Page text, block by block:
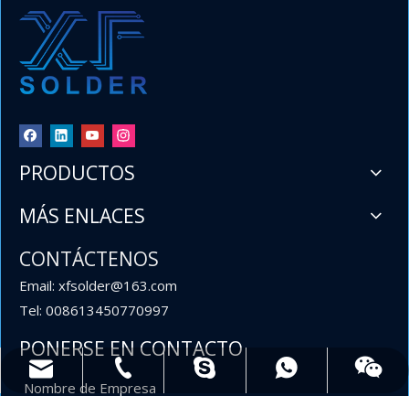
PRODUCTOS
MÁS ENLACES
CONTÁCTENOS
Email: xfsolder@163.com
Tel: 008613450770997
PONERSE EN CONTACTO
xfsolder@163.com
008613450770997
8613450770997
008613450770997